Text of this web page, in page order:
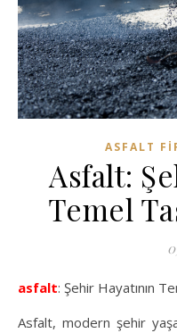
ASFALT
Asfalt:
Temel
asfalt: Şehir Hayatının
Asfalt, modern şehir